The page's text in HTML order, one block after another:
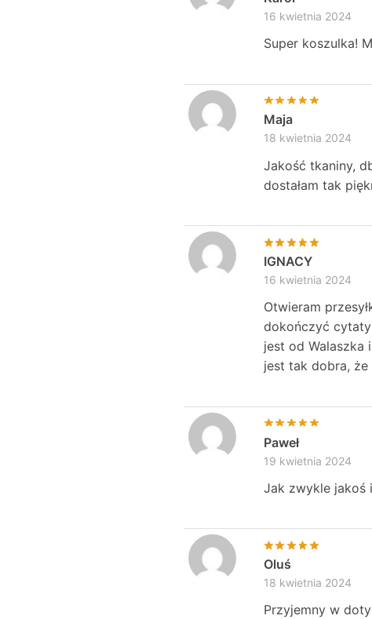
16 kwietnia 2024
Super koszulka!
Maja
18 kwietnia 2024
Jakość tkaniny,
dostałam tak
IGNACY
16 kwietnia 2024
Otwieram
dokończyć
jest od Walaszka
jest tak dobra, że
Paweł
19 kwietnia 2024
Jak zwykle jakoś
Oluś
18 kwietnia 2024
Przyjemny w